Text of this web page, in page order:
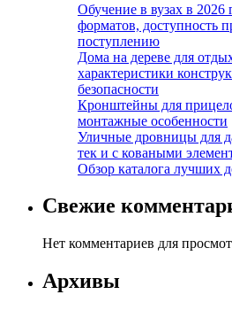
Обучение в вузах в 2026
форматов, доступность
поступлению
Дома на дереве для
характеристики
безопасности
Кронштейны для
монтажные особенности
Уличные дровницы для
тек и с коваными
Обзор каталога лучших
Свежие
Нет комментариев для
Архивы